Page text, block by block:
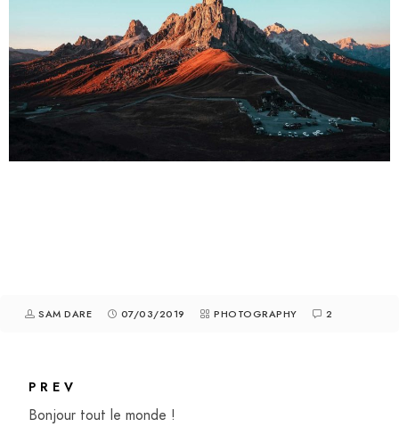
SAM DARE 07/03/2019 PHOTOGRAPHY 2
PREV
Bonjour tout le monde !